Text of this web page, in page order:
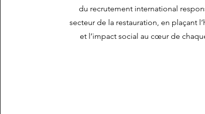
du recrutement international
secteur de la restauration, en plaçant
et l’impact social au cœur de